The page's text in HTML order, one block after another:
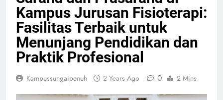
Kampus Jurusan Fisioterapi:
Fasilitas Terbaik untuk
Menunjang Pendidikan dan
Praktik Profesional
Kampussungaipenuh 2 Years Ago 0 2 Mins